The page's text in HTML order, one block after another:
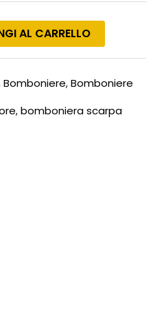
AL CARRELLO
Bomboniere, Bomboniere
, bomboniera scarpa